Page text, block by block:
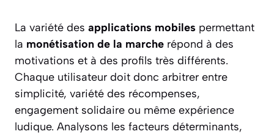
La variété des applications mobiles permettant
la monétisation de la marche répond à des
motivations et à des profils très différents.
Chaque utilisateur doit donc arbitrer entre
simplicité, variété des récompenses,
engagement solidaire ou même expérience
ludique. Analysons les facteurs déterminants,